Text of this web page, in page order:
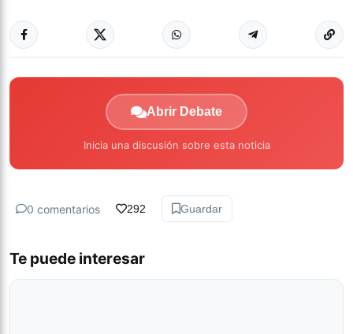
Abrir Debate
Inicia una discusión sobre esta noticia
0 comentarios 292 Guardar
Te puede interesar